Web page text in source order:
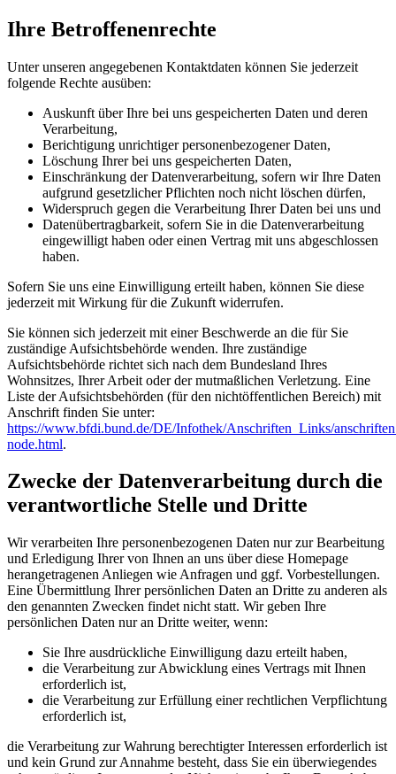
Ihre Betroffenenrechte
Unter unseren angegebenen Kontaktdaten können Sie jederzeit
folgende Rechte ausüben:
Auskunft über Ihre bei uns gespeicherten Daten und deren
Verarbeitung,
Berichtigung unrichtiger personenbezogener Daten,
Löschung Ihrer bei uns gespeicherten Daten,
Einschränkung der Datenverarbeitung, sofern wir Ihre Daten
aufgrund gesetzlicher Pflichten noch nicht löschen dürfen,
Widerspruch gegen die Verarbeitung Ihrer Daten bei uns und
Datenübertragbarkeit, sofern Sie in die Datenverarbeitung
eingewilligt haben oder einen Vertrag mit uns abgeschlossen
haben.
Sofern Sie uns eine Einwilligung erteilt haben, können Sie diese
jederzeit mit Wirkung für die Zukunft widerrufen.
Sie können sich jederzeit mit einer Beschwerde an die für Sie
zuständige Aufsichtsbehörde wenden. Ihre zuständige
Aufsichtsbehörde richtet sich nach dem Bundesland Ihres
Wohnsitzes, Ihrer Arbeit oder der mutmaßlichen Verletzung. Eine
Liste der Aufsichtsbehörden (für den nichtöffentlichen Bereich) mit
Anschrift finden Sie unter:
https://www.bfdi.bund.de/DE/Infothek/Anschriften_Links/
node.html.
Zwecke der Datenverarbeitung durch die
verantwortliche Stelle und Dritte
Wir verarbeiten Ihre personenbezogenen Daten nur zur Bearbeitung
und Erledigung Ihrer von Ihnen an uns über diese Homepage
herangetragenen Anliegen wie Anfragen und ggf. Vorbestellungen.
Eine Übermittlung Ihrer persönlichen Daten an Dritte zu anderen als
den genannten Zwecken findet nicht statt. Wir geben Ihre
persönlichen Daten nur an Dritte weiter, wenn:
Sie Ihre ausdrückliche Einwilligung dazu erteilt haben,
die Verarbeitung zur Abwicklung eines Vertrags mit Ihnen
erforderlich ist,
die Verarbeitung zur Erfüllung einer rechtlichen Verpflichtung
erforderlich ist,
die Verarbeitung zur Wahrung berechtigter Interessen erforderlich ist
und kein Grund zur Annahme besteht, dass Sie ein überwiegendes